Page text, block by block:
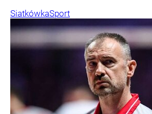
SiatkówkaSport